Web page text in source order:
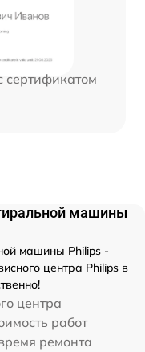
сертификатом
машины
машины Philips -
центра Philips в
центра
работ
ремонта